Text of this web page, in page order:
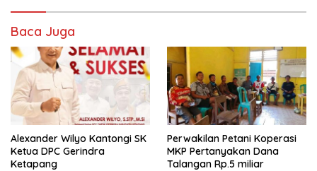
o
o
k
A
p
p
Baca Juga
Alexander Wilyo Kantongi SK
Ketua DPC Gerindra
Ketapang
Perwakilan Petani Koperasi
MKP Pertanyakan Dana
Talangan Rp.5 miliar